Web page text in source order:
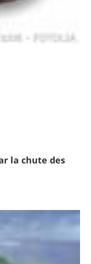
la chute des